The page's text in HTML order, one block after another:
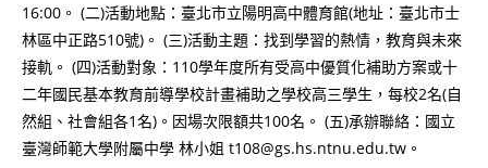
16:00。 (二)活動地點：臺北市立陽明高中體育館(地址：臺北市士
林區中正路510號)。 (三)活動主題：找到學習的熱情，教育與未來
接軌。 (四)活動對象：110學年度所有受高中優質化補助方案或十
二年國民基本教育前導學校計畫補助之學校高三學生，每校2名(自
然組、社會組各1名)。因場次限額共100名。 (五)承辦聯絡：國立
臺灣師範大學附屬中學 林小姐 t108@gs.hs.ntnu.edu.tw。